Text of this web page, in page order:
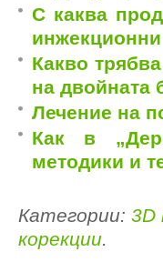
С каква
Какво
на двойната
Лечение на
Как в
методики и
Категории: 3D
корекции.